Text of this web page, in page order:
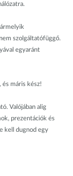
szolgáltatófüggő.
egyaránt
máris kész!
Valójában alig
prezentációk és
kell dugnod egy